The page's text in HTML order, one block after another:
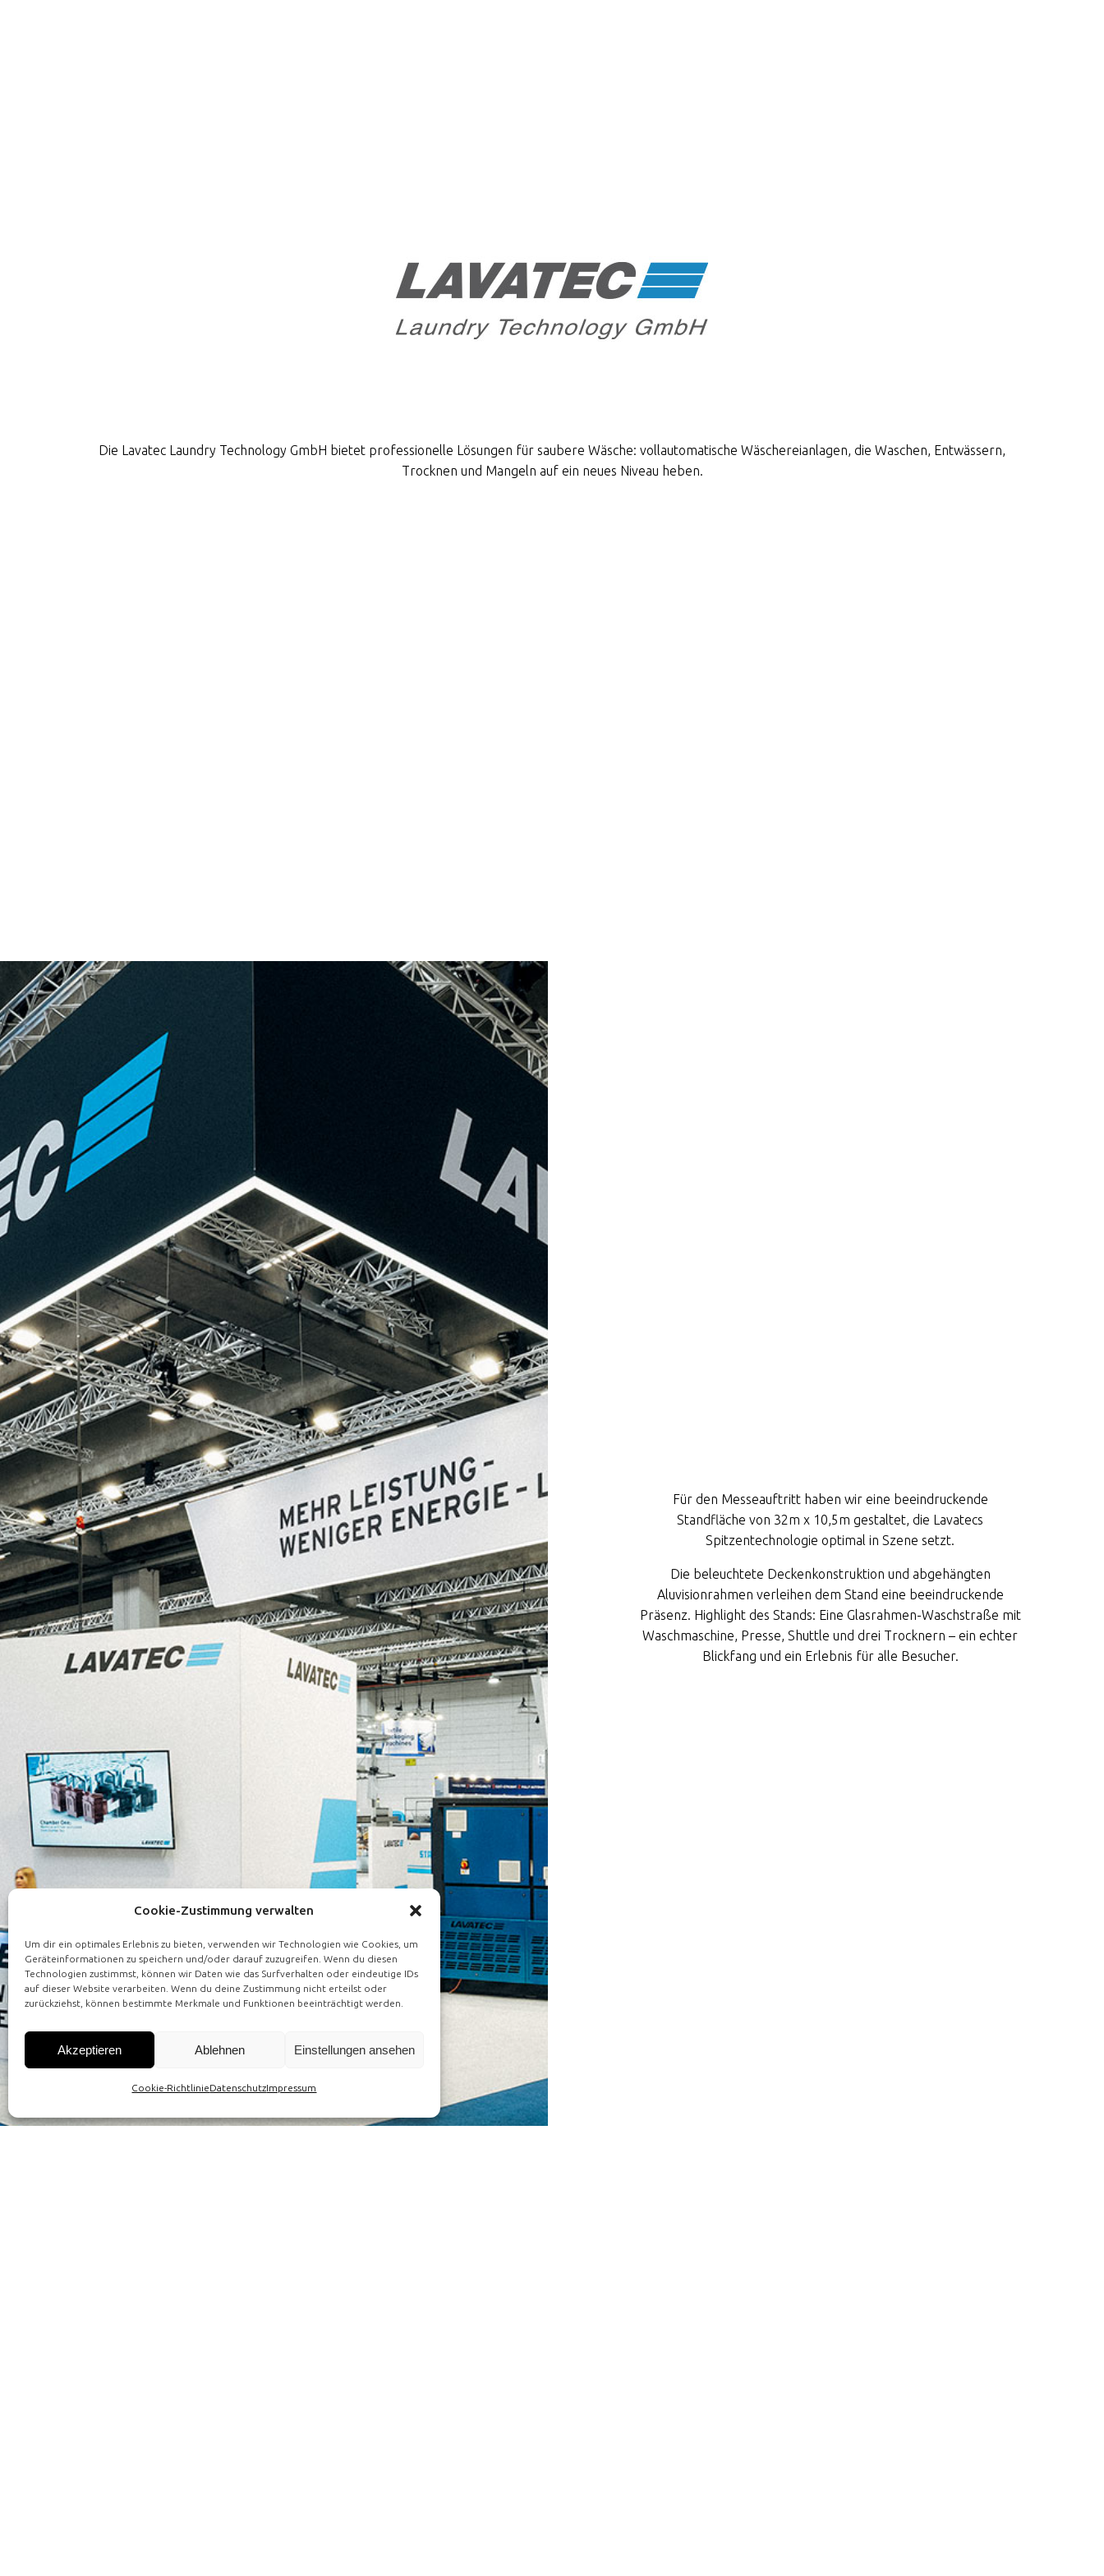
Cookie-Zustimmung verwalten
Um dir ein optimales Erlebnis zu bieten, verwenden wir Technologien wie Cookies, um
Geräteinformationen zu speichern und/oder darauf zuzugreifen. Wenn du diesen
Technologien zustimmst, können wir Daten wie das Surfverhalten oder eindeutige IDs
auf dieser Website verarbeiten. Wenn du deine Zustimmung nicht erteilst oder
zurückziehst, können bestimmte Merkmale und Funktionen beeinträchtigt werden.
Akzeptieren Ablehnen Einstellungen ansehen
Cookie-RichtlinieDatenschutzImpressum
Die Lavatec Laundry Technology GmbH bietet professionelle Lösungen für saubere Wäsche: vollautomatische Wäschereianlagen, die Waschen, Entwässern,
Trocknen und Mangeln auf ein neues Niveau heben.
Für den Messeauftritt haben wir eine beeindruckende
Standfläche von 32m x 10,5m gestaltet, die Lavatecs
Spitzentechnologie optimal in Szene setzt.
Die beleuchtete Deckenkonstruktion und abgehängten
Aluvisionrahmen verleihen dem Stand eine beeindruckende
Präsenz. Highlight des Stands: Eine Glasrahmen-Waschstraße mit
Waschmaschine, Presse, Shuttle und drei Trocknern – ein echter
Blickfang und ein Erlebnis für alle Besucher.